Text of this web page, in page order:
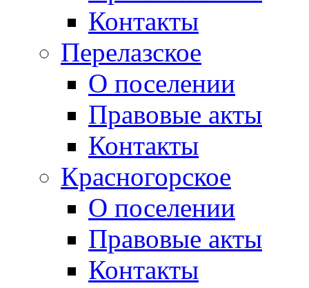
Контакты
Перелазское
О поселении
Правовые акты
Контакты
Красногорское
О поселении
Правовые акты
Контакты